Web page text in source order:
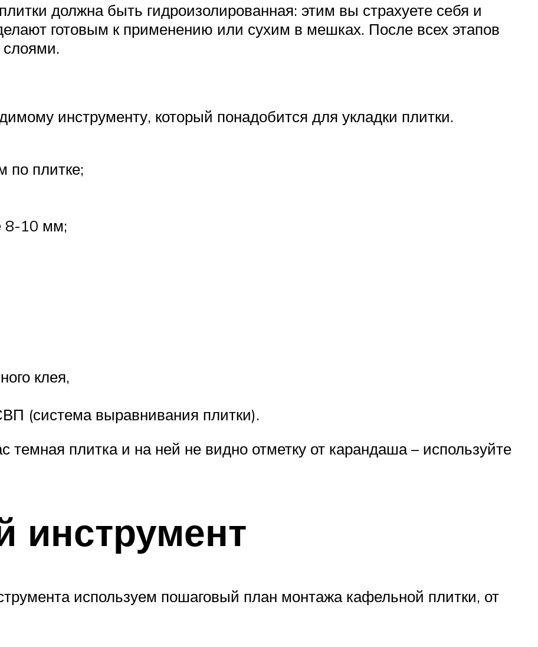
должна быть гидроизолированная: этим вы страхуете себя и
готовым к применению или сухим в мешках. После всех этапов
слоями.
инструменту, который понадобится для укладки плитки.
по плитке;
8-10 мм;
клея,
(система выравнивания плитки).
плитка и на ней не видно отметку от карандаша – используйте
инструмент
используем пошаговый план монтажа кафельной плитки, от